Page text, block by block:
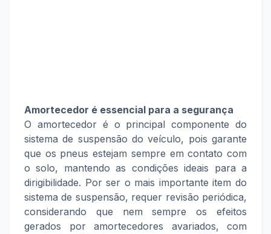
Amortecedor é essencial para a segurança
O amortecedor é o principal componente do
sistema de suspensão do veículo, pois garante
que os pneus estejam sempre em contato com
o solo, mantendo as condições ideais para a
dirigibilidade. Por ser o mais importante item do
sistema de suspensão, requer revisão periódica,
considerando que nem sempre os efeitos
gerados por amortecedores avariados, com